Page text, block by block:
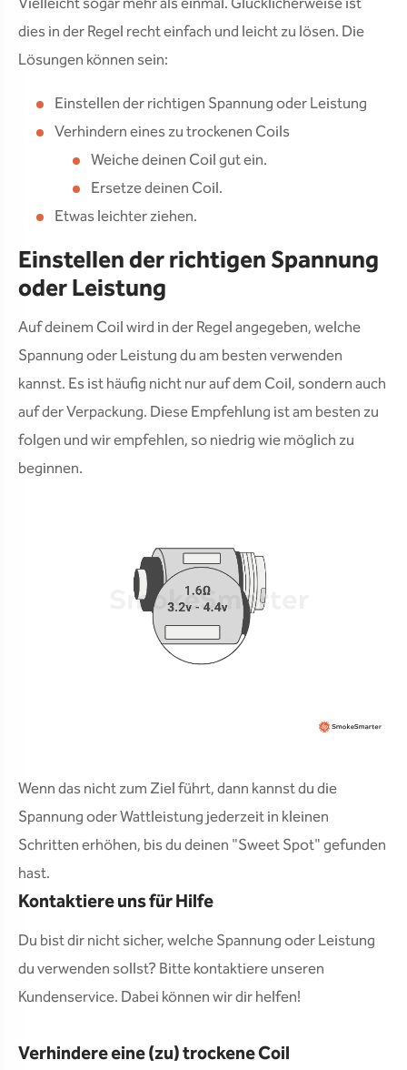
dies in der Regel recht einfach und leicht zu lösen. Die
Lösungen können sein:
Einstellen der richtigen Spannung oder Leistung
Verhindern eines zu trockenen Coils
Weiche deinen Coil gut ein.
Ersetze deinen Coil.
Etwas leichter ziehen.
Einstellen der richtigen Spannung
oder Leistung
Auf deinem Coil wird in der Regel angegeben, welche
Spannung oder Leistung du am besten verwenden
kannst. Es ist häufig nicht nur auf dem Coil, sondern auch
auf der Verpackung. Diese Empfehlung ist am besten zu
folgen und wir empfehlen, so niedrig wie möglich zu
beginnen.
Wenn das nicht zum Ziel führt, dann kannst du die
Spannung oder Wattleistung jederzeit in kleinen
Schritten erhöhen, bis du deinen "Sweet Spot" gefunden
hast.
Kontaktiere uns für Hilfe
Du bist dir nicht sicher, welche Spannung oder Leistung
du verwenden sollst? Bitte kontaktiere unseren
Kundenservice. Dabei können wir dir helfen!
Verhindere eine (zu) trockene Coil